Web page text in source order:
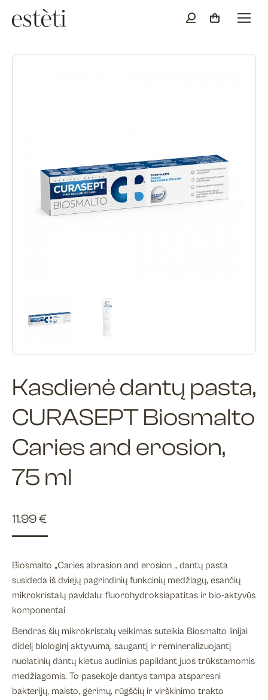
Kasdienė dantų pasta,
CURASEPT Biosmalto
Caries and erosion,
75 ml
11.99€
Biosmalto „Caries abrasion and erosion „ dantų pasta
susideda iš dviejų pagrindinių funkcinių medžiagų, esančių
mikrokristalų pavidalu: fluorohydroksiapatitas ir bio-aktyvūs
komponentai
Bendras šių mikrokristalų veikimas suteikia Biosmalto linijai
didelį biologinį aktyvumą, saugantį ir remineralizuojantį
nuolatinių dantų kietus audinius papildant juos trūkstamomis
medžiagomis. To pasekoje dantys tampa atsparesni
bakterijų, maisto, gėrimų, rūgščių ir virškinimo trakto